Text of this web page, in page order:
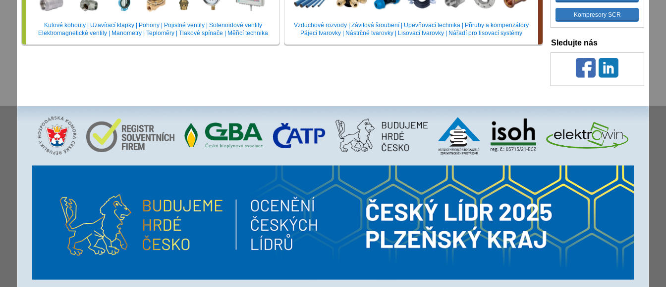
Kulové kohouty | Uzavírací klapky | Pohony | Pojistné ventily | Solenoidové ventily
Elektromagnetické ventily | Manometry | Teploměry | Tlakové spínače | Měřicí technika
Vzduchové rozvody | Závitová šroubení | Upevňovací technika | Příruby a kompenzátory
Pájecí tvarovky | Nástrčné tvarovky | Lisovací tvarovky | Nářadí pro lisovací systémy
Kompresory SCR
Sledujte nás